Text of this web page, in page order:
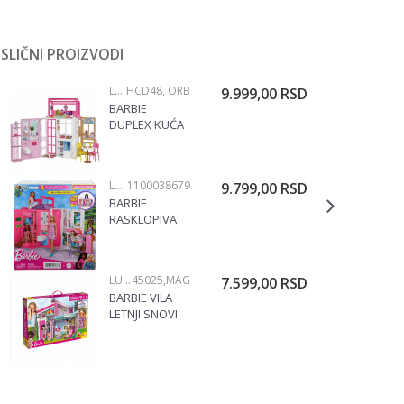
SLIČNI PROIZVODI
LUTKE BARBIE HCD48, ORB
BARBIE
DUPLEX KUĆA
9.999,00 RSD
LUTKE BARBIE 1100038679
BARBIE
RASKLOPIVA
9.799,00 RSD
LUTKE BARBIE45025,MAG
BARBIE VILA
LETNJI SNOVI
7.599,00 RSD